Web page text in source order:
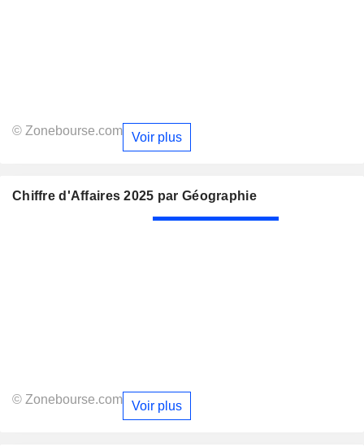
© Zonebourse.com Voir plus
Chiffre d'Affaires 2025 par Géographie
© Zonebourse.com Voir plus